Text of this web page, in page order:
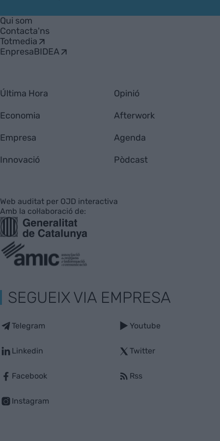
Empresa
Qui som
Contacta'ns
Totmedia
EnpresaBIDEA
Última Hora
Economia
Empresa
Innovació
Opinió
Afterwork
Agenda
Pòdcast
Web auditat per OJD interactiva
Amb la col·laboració de:
SEGUEIX VIA EMPRESA
Telegram
Linkedin
Facebook
Instagram
Youtube
Twitter
Rss